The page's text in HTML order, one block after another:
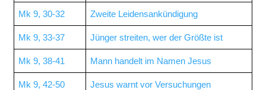
Mk 9, 30-32 Zweite Leidensankündigung
Mk 9, 33-37 Jünger streiten, wer der Größte ist
Mk 9, 38-41 Mann handelt im Namen Jesus
Mk 9, 42-50 Jesus warnt vor Versuchungen